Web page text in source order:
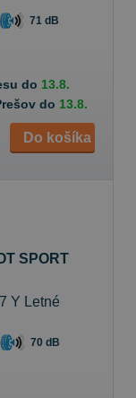
71 dB
do 13.8.
do 13.8.
Do košíka
SPORT
Y Letné
70 dB